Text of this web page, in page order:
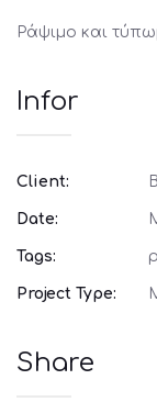
Ράψιμο και
Infor
Client:
Date:
Tags:
Project Type:
Share